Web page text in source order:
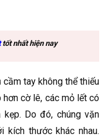
tốt nhất hiện nay
tay không thể thiếu
cờ lê, các mỏ lết có
Do đó, chúng vặn
thước khác nhau.